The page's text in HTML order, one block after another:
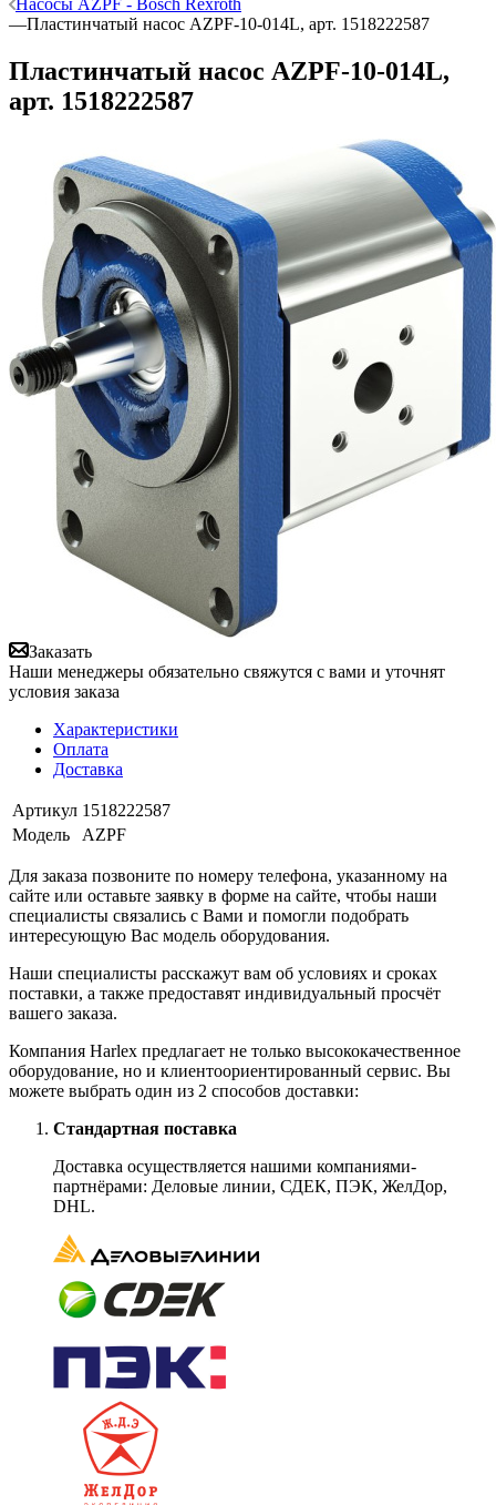
Насосы AZPF - Bosch Rexroth
—Пластинчатый насос AZPF-10-014L, арт. 1518222587
Пластинчатый насос AZPF-10-014L,
арт. 1518222587
Заказать
Наши менеджеры обязательно свяжутся с вами и уточнят
условия заказа
Характеристики
Оплата
Доставка
Артикул 1518222587
Модель
AZPF
Для заказа позвоните по номеру телефона, указанному на
сайте или оставьте заявку в форме на сайте, чтобы наши
специалисты связались с Вами и помогли подобрать
интересующую Вас модель оборудования.
Наши специалисты расскажут вам об условиях и сроках
поставки, а также предоставят индивидуальный просчёт
вашего заказа.
Компания Harlex предлагает не только высококачественное
оборудование, но и клиентоориентированный сервис. Вы
можете выбрать один из 2 способов доставки:
Стандартная поставка
Доставка осуществляется нашими компаниями-
партнёрами: Деловые линии, СДЕК, ПЭК, ЖелДор,
DHL.